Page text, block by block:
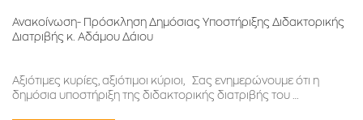
Ανακοίνωση- Πρόσκληση Δημόσιας Υποστήριξης Διδακτορικής
Διατριβής κ. Αδάμου Δάιου
Αξιότιμες κυρίες, αξιότιμοι κύριοι, Σας ενημερώνουμε ότι η
δημόσια υποστήριξη της διδακτορικής διατριβής του …